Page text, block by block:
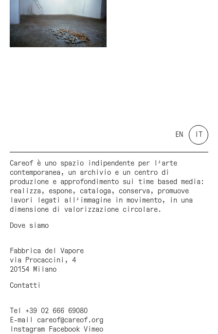
EN
Careof è uno spazio indipendente per l'arte
contemporanea, un archivio e un centro di
produzione e approfondimento sui time based media:
realizza, espone, cataloga, conserva, promuove
lavori legati all'immagine in movimento, in una
dimensione di valorizzazione circolare.
Dove siamo
Fabbrica del Vapore
via Procaccini, 4
20154 Milano
Contatti
Tel +39 02 666 69080
E-mail careof@careof.org
Instagram
Facebook Vimeo